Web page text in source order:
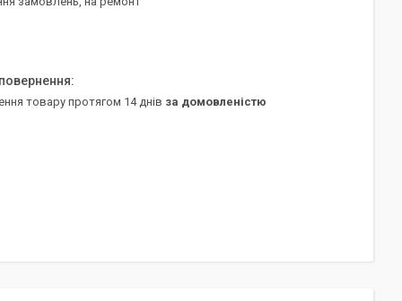
товару протягом 14 днів за домовленістю